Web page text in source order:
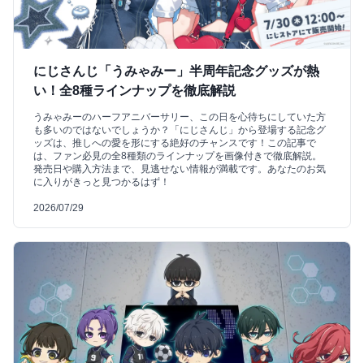
にじさんじ「うみゃみー」半周年記念グッズが熱
い！全8種ラインナップを徹底解説
うみゃみーのハーフアニバーサリー、この日を心待ちにしていた方
も多いのではないでしょうか？「にじさんじ」から登場する記念グ
ッズは、推しへの愛を形にする絶好のチャンスです！この記事で
は、ファン必見の全8種類のラインナップを画像付きで徹底解説。
発売日や購入方法まで、見逃せない情報が満載です。あなたのお気
に入りがきっと見つかるはず！
2026/07/29